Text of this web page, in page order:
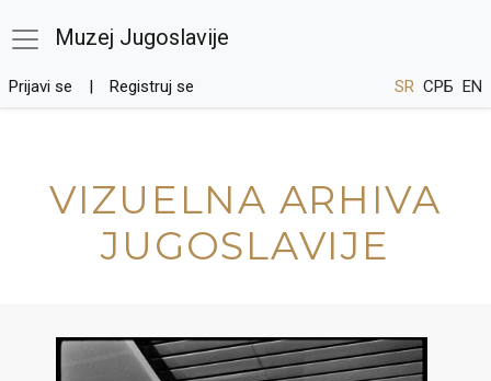
Muzej Jugoslavije
Prijavi se Registruj se SR СРБ EN
VIZUELNA ARHIVA
JUGOSLAVIJE